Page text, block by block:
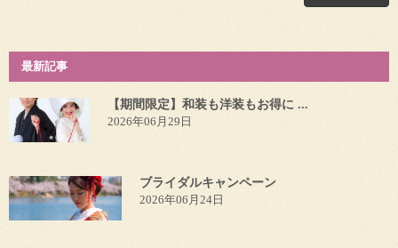
最新記事
【期間限定】和装も洋装もお得に ...
2026年06月29日
ブライダルキャンペーン
2026年06月24日